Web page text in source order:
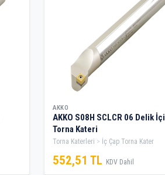
AKKO
AKKO S08H SCLCR 06 Delik İçi
Torna Kateri
Torna Katerleri İç Çap Torna Kater
552,51 TL KDV Dahil